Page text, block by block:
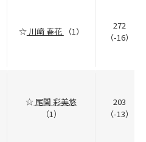
☆川﨑 春花 （1）
272
（-16）
☆ 尾関 彩美悠
（1）
203
（-13）